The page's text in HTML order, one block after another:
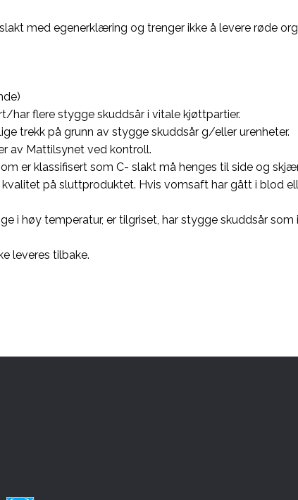
med egenerklæring og trenger ikke å levere røde
har flere stygge skuddsår i vitale kjøttpartier.
trekk på grunn av stygge skuddsår g/eller urenheter.
av Mattilsynet ved kontroll.
er klassifisert som C- slakt må henges til side og
på sluttproduktet. Hvis vomsaft har gått i blod
i høy temperatur, er tilgriset, har stygge skuddsår
leveres tilbake.